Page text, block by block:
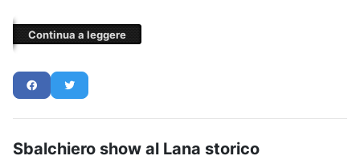
Continua a leggere
Sbalchiero show al Lana storico